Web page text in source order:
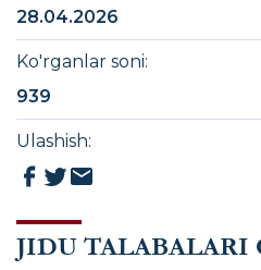
JIDU TALABALARI
28.04.2026
Ko'rganlar soni:
939
Ulashish: